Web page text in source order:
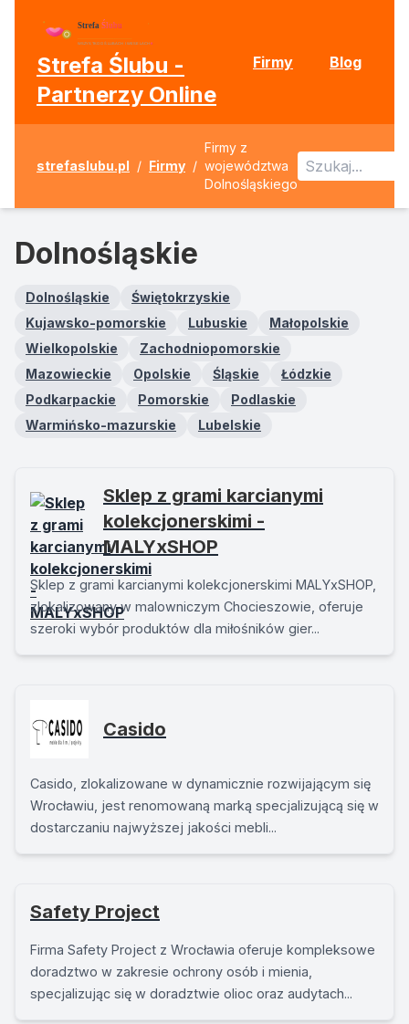
Strefa Ślubu -
Partnerzy Online
Firmy Blog
strefaslubu.pl / Firmy /
Firmy z
województwa
Dolnośląskiego
Dolnośląskie
Dolnośląskie
Świętokrzyskie
Kujawsko-pomorskie
Lubuskie
Małopolskie
Wielkopolskie
Zachodniopomorskie
Mazowieckie
Opolskie Śląskie
Łódzkie
Podkarpackie
Pomorskie
Podlaskie
Warmińsko-mazurskie
Lubelskie
Sklep z grami karcianymi
kolekcjonerskimi -
MALYxSHOP
Sklep z grami karcianymi kolekcjonerskimi MALYxSHOP,
zlokalizowany w malowniczym Chocieszowie, oferuje
szeroki wybór produktów dla miłośników gier...
Casido
Casido, zlokalizowane w dynamicznie rozwijającym się
Wrocławiu, jest renomowaną marką specjalizującą się w
dostarczaniu najwyższej jakości mebli...
Safety Project
Firma Safety Project z Wrocławia oferuje kompleksowe
doradztwo w zakresie ochrony osób i mienia,
specjalizując się w doradztwie olioc oraz audytach...